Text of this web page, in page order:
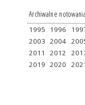
Archiwalne
1995 1996
2003 2004
2011
2012
2019 2020